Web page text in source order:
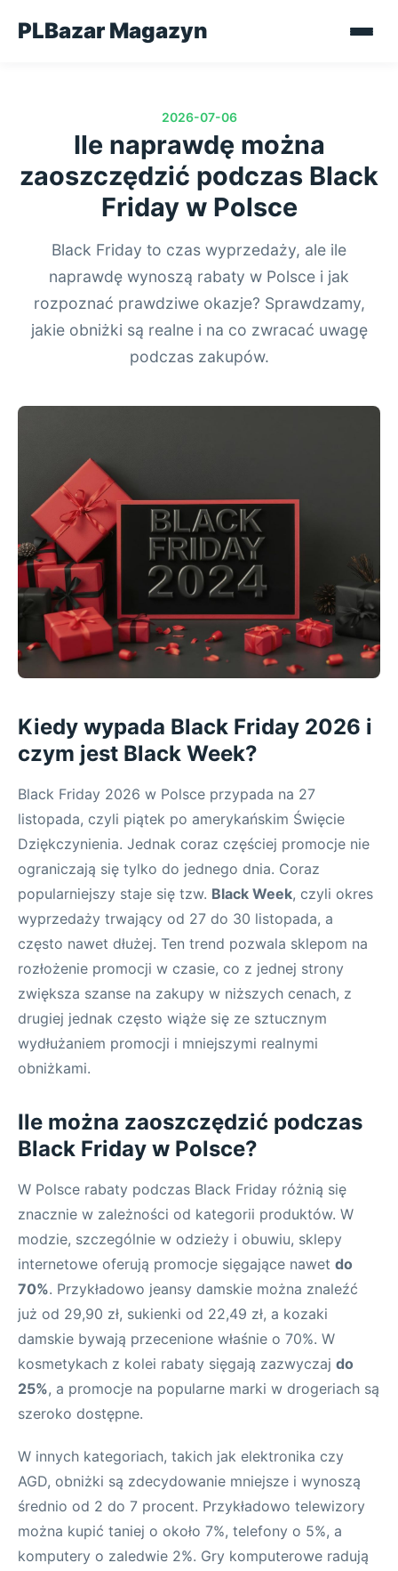
PLBazar Magazyn
2026-07-06
Ile naprawdę można
zaoszczędzić podczas Black
Friday w Polsce
Black Friday to czas wyprzedaży, ale ile
naprawdę wynoszą rabaty w Polsce i jak
rozpoznać prawdziwe okazje? Sprawdzamy,
jakie obniżki są realne i na co zwracać uwagę
podczas zakupów.
Kiedy wypada Black Friday 2026 i
czym jest Black Week?
Black Friday 2026 w Polsce przypada na 27
listopada, czyli piątek po amerykańskim Święcie
Dziękczynienia. Jednak coraz częściej promocje nie
ograniczają się tylko do jednego dnia. Coraz
popularniejszy staje się tzw. Black Week, czyli okres
wyprzedaży trwający od 27 do 30 listopada, a
często nawet dłużej. Ten trend pozwala sklepom na
rozłożenie promocji w czasie, co z jednej strony
zwiększa szanse na zakupy w niższych cenach, z
drugiej jednak często wiąże się ze sztucznym
wydłużaniem promocji i mniejszymi realnymi
obniżkami.
Ile można zaoszczędzić podczas
Black Friday w Polsce?
W Polsce rabaty podczas Black Friday różnią się
znacznie w zależności od kategorii produktów. W
modzie, szczególnie w odzieży i obuwiu, sklepy
internetowe oferują promocje sięgające nawet do
70%. Przykładowo jeansy damskie można znaleźć
już od 29,90 zł, sukienki od 22,49 zł, a kozaki
damskie bywają przecenione właśnie o 70%. W
kosmetykach z kolei rabaty sięgają zazwyczaj do
25%, a promocje na popularne marki w drogeriach są
szeroko dostępne.
W innych kategoriach, takich jak elektronika czy
AGD, obniżki są zdecydowanie mniejsze i wynoszą
średnio od 2 do 7 procent. Przykładowo telewizory
można kupić taniej o około 7%, telefony o 5%, a
komputery o zaledwie 2%. Gry komputerowe radują